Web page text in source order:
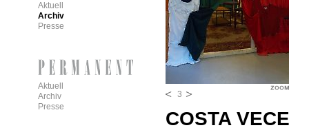
3
COSTA VECE
Aktuell
Archiv
Presse
Aktuell
Archiv
Presse